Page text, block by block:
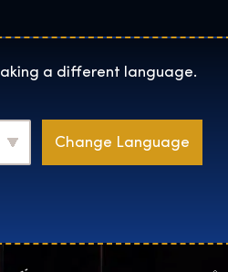
page
O Nás Nakupovat
a different language.
Change Language